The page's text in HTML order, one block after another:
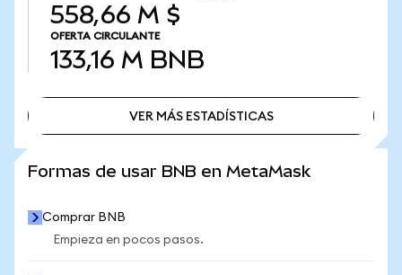
558,66 M $
OFERTA CIRCULANTE
133,16 M BNB
VER MÁS ESTADÍSTICAS
Formas de usar BNB en MetaMask
Comprar BNB
Empieza en pocos pasos.